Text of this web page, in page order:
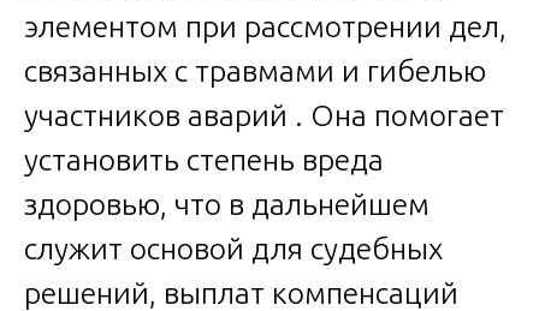
элементом при рассмотрении дел,
связанных с травмами и гибелью
участников аварий . Она помогает
установить степень вреда
здоровью, что в дальнейшем
служит основой для судебных
решений, выплат компенсаций